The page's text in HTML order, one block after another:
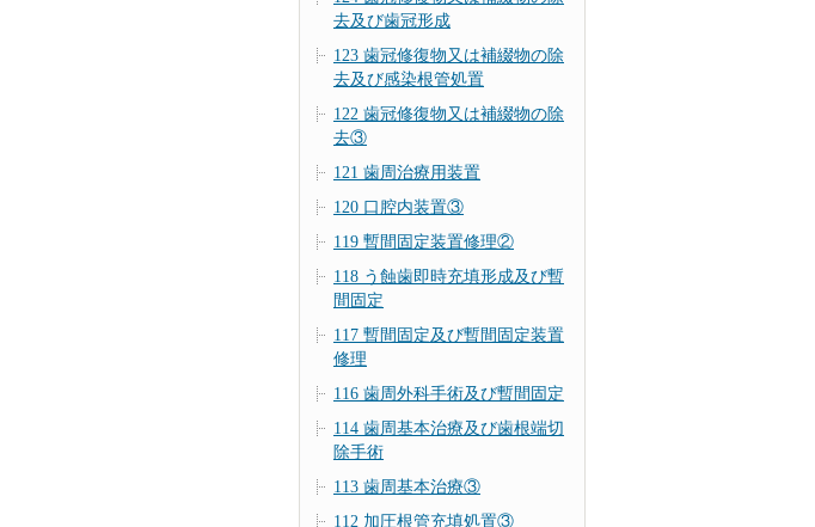
去及び歯冠形成
123 歯冠修復物又は補綴物の除
去及び感染根管処置
122 歯冠修復物又は補綴物の除
去③
121 歯周治療用装置
120 口腔内装置③
119 暫間固定装置修理②
118 う蝕歯即時充填形成及び暫
間固定
117 暫間固定及び暫間固定装置
修理
116 歯周外科手術及び暫間固定
114 歯周基本治療及び歯根端切
除手術
113 歯周基本治療③
112 加圧根管充填処置③